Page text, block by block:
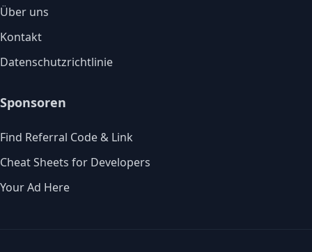
Über uns
Kontakt
Datenschutzrichtlinie
Sponsoren
Find Referral Code & Link
Cheat Sheets for Developers
Your Ad Here